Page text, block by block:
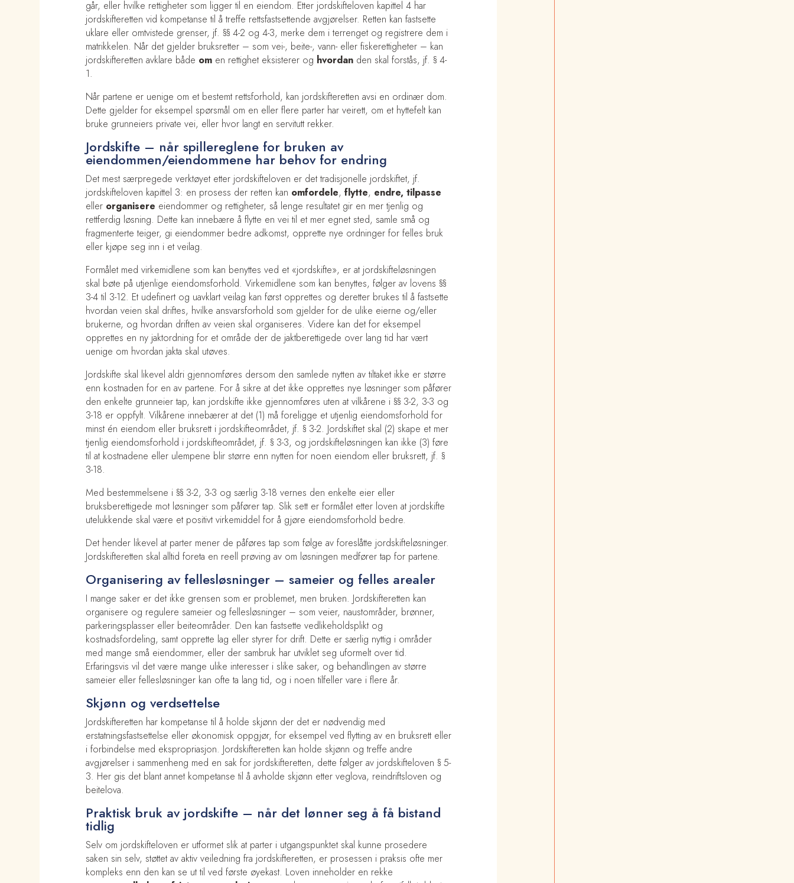
går, eller hvilke rettigheter som ligger til en eiendom. Etter jordskifteloven kapittel 4 har
jordskifteretten vid kompetanse til å treffe rettsfastsettende avgjørelser. Retten kan fastsette
uklare eller omtvistede grenser, jf. §§ 4-2 og 4-3, merke dem i terrenget og registrere dem i
matrikkelen. Når det gjelder bruksretter – som vei-, beite-, vann- eller fiskerettigheter – kan
jordskifteretten avklare både omen rettighet eksisterer og hvordanden skal forstås, jf. § 4-
1.
Når partene er uenige om et bestemt rettsforhold, kan jordskifteretten avsi en ordinær dom.
Dette gjelder for eksempel spørsmål om en eller flere parter har veirett, om et hyttefelt kan
bruke grunneiers private vei, eller hvor langt en servitutt rekker.
Jordskifte – når spillereglene for bruken av
eiendommen/eiendommene har behov for endring
Det mest særpregede verktøyet etter jordskifteloven er det tradisjonelle jordskiftet, jf.
jordskifteloven kapittel 3: en prosess der retten kan omfordele, flytte, endre, tilpasse
eller organisere eiendommer og rettigheter, så lenge resultatet gir en mer tjenlig og
rettferdig løsning. Dette kan innebære å flytte en vei til et mer egnet sted, samle små og
fragmenterte teiger, gi eiendommer bedre adkomst, opprette nye ordninger for felles bruk
eller kjøpe seg inn i et veilag.
Formålet med virkemidlene som kan benyttes ved et «jordskifte», er at jordskifteløsningen
skal bøte på utjenlige eiendomsforhold. Virkemidlene som kan benyttes, følger av lovens §§
3-4 til 3-12. Et udefinert og uavklart veilag kan først opprettes og deretter brukes til å fastsette
hvordan veien skal driftes, hvilke ansvarsforhold som gjelder for de ulike eierne og/eller
brukerne, og hvordan driften av veien skal organiseres. Videre kan det for eksempel
opprettes en ny jaktordning for et område der de jaktberettigede over lang tid har vært
uenige om hvordan jakta skal utøves.
Jordskifte skal likevel aldri gjennomføres dersom den samlede nytten av tiltaket ikke er større
enn kostnaden for en av partene. For å sikre at det ikke opprettes nye løsninger som påfører
den enkelte grunneier tap, kan jordskifte ikke gjennomføres uten at vilkårene i §§ 3-2, 3-3 og
3-18 er oppfylt. Vilkårene innebærer at det (1) må foreligge et utjenlig eiendomsforhold for
minst én eiendom eller bruksrett i jordskifteområdet, jf. § 3-2. Jordskiftet skal (2) skape et mer
tjenlig eiendomsforhold i jordskifteområdet, jf. § 3-3, og jordskifteløsningen kan ikke (3) føre
til at kostnadene eller ulempene blir større enn nytten for noen eiendom eller bruksrett, jf. §
3-18.
Med bestemmelsene i §§ 3-2, 3-3 og særlig 3-18 vernes den enkelte eier eller
bruksberettigede mot løsninger som påfører tap. Slik sett er formålet etter loven at jordskifte
utelukkende skal være et positivt virkemiddel for å gjøre eiendomsforhold bedre.
Det hender likevel at parter mener de påføres tap som følge av foreslåtte jordskifteløsninger.
Jordskifteretten skal alltid foreta en reell prøving av om løsningen medfører tap for partene.
Organisering av fellesløsninger – sameier og felles arealer
I mange saker er det ikke grensen som er problemet, men bruken. Jordskifteretten kan
organisere og regulere sameier og fellesløsninger – som veier, naustområder, brønner,
parkeringsplasser eller beiteområder. Den kan fastsette vedlikeholdsplikt og
kostnadsfordeling, samt opprette lag eller styrer for drift. Dette er særlig nyttig i områder
med mange små eiendommer, eller der sambruk har utviklet seg uformelt over tid.
Erfaringsvis vil det være mange ulike interesser i slike saker, og behandlingen av større
sameier eller fellesløsninger kan ofte ta lang tid, og i noen tilfeller vare i flere år.
Skjønn og verdsettelse
Jordskifteretten har kompetanse til å holde skjønn der det er nødvendig med
erstatningsfastsettelse eller økonomisk oppgjør, for eksempel ved flytting av en bruksrett eller
i forbindelse med ekspropriasjon. Jordskifteretten kan holde skjønn og treffe andre
avgjørelser i sammenheng med en sak for jordskifteretten, dette følger av jordskifteloven § 5-
3. Her gis det blant annet kompetanse til å avholde skjønn etter veglova, reindriftsloven og
beitelova.
Praktisk bruk av jordskifte – når det lønner seg å få bistand
tidlig
Selv om jordskifteloven er utformet slik at parter i utgangspunktet skal kunne prosedere
saken sin selv, støttet av aktiv veiledning fra jordskifteretten, er prosessen i praksis ofte mer
kompleks enn den kan se ut til ved første øyekast. Loven inneholder en rekke